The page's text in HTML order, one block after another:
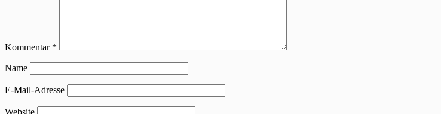
Kommentar *
Name
E-Mail-Adresse